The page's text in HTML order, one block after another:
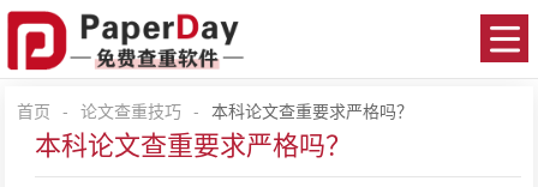
首页 - 论文查重技巧 - 本科论文查重要求严格吗？
本科论文查重要求严格吗？